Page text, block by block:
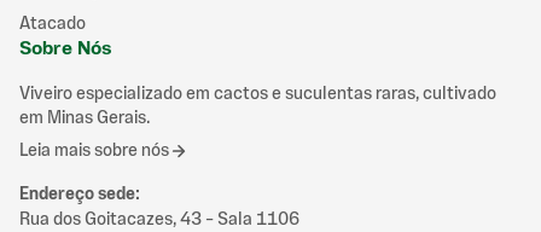
Atacado
Sobre Nós
Viveiro especializado em cactos e suculentas raras, cultivado
em Minas Gerais.
Leia mais sobre nós
Endereço sede:
Rua dos Goitacazes, 43 – Sala 1106